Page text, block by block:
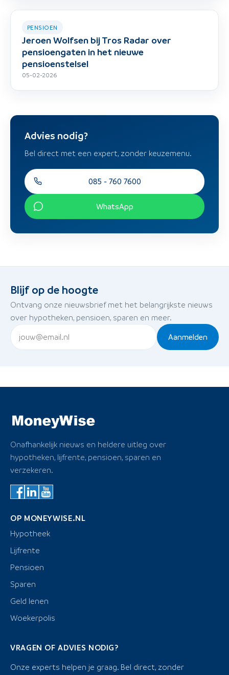
PENSIOEN
Jeroen Wolfsen bij Tros Radar over
pensioengaten in het nieuwe
pensioenstelsel
05-02-2026
Advies nodig?
Bel direct met een expert, zonder keuzemenu.
085 - 760 7600
WhatsApp
Blijf op de hoogte
Ontvang onze nieuwsbrief met het belangrijkste nieuws
over hypotheken, pensioen, sparen en meer.
Aanmelden
Onafhankelijk nieuws en heldere uitleg over
hypotheken, lijfrente, pensioen, sparen en
verzekeren.
OP MONEYWISE.NL
Hypotheek
Lijfrente
Pensioen
Sparen
Geld lenen
Woekerpolis
VRAGEN OF ADVIES NODIG?
Onze experts helpen je graag. Bel direct, zonder